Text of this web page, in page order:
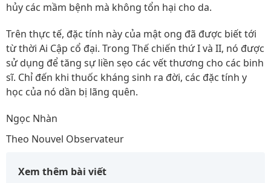
hủy các mầm bệnh mà không tổn hại cho da.
Trên thực tế, đặc tính này của mật ong đã được biết tới
từ thời Ai Cập cổ đại. Trong Thế chiến thứ I và II, nó được
sử dụng để tăng sự liền sẹo các vết thương cho các binh
sĩ. Chỉ đến khi thuốc kháng sinh ra đời, các đặc tính y
học của nó dần bị lãng quên.
Ngọc Nhàn
Theo Nouvel Observateur
Xem thêm bài viết